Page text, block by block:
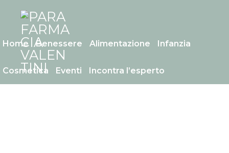
content
Home Benessere Alimentazione Infanzia
Cosmetica Eventi Incontra l’esperto